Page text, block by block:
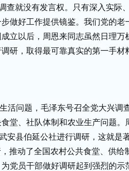
查就没有发言权。只有深入实际
做好工作提供镜鉴。我们党的老
立以后，周恩来同志虽然日理万
研，取得最可靠真实的第一手材
活问题，毛泽东号召全党大兴调
堂、社队体制和农业生产问题。
安县伯延公社进行调研，这就是
推动了全国农村公共食堂、供给
党员干部做好调研起到强烈的示